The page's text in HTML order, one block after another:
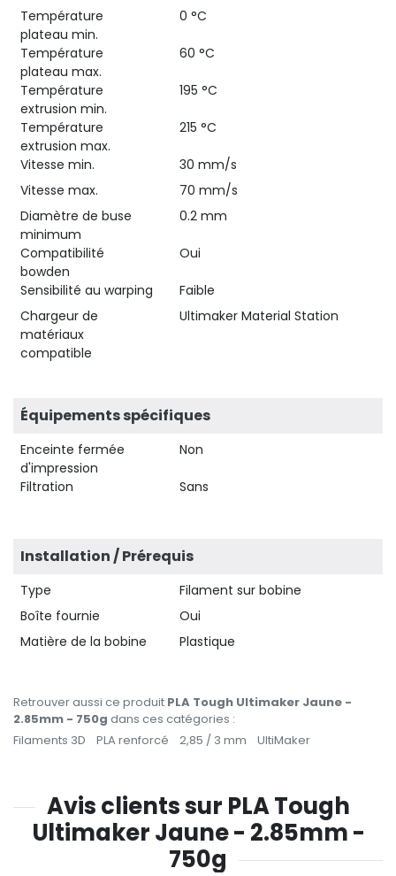
Température
plateau min.
0 °C
Température
plateau max.
60 °C
Température
extrusion min.
195 °C
Température
extrusion max.
215 °C
Vitesse min.
30 mm/s
Vitesse max.
70 mm/s
Diamètre de buse
minimum
0.2 mm
Compatibilité
bowden
Oui
Sensibilité au warping
Faible
Chargeur de
matériaux
compatible
Ultimaker Material Station
Équipements spécifiques
Enceinte fermée
d'impression
Non
Filtration Sans
Installation / Prérequis
Type
Filament sur bobine
Boîte fournie
Oui
Matière de la bobine
Plastique
Retrouver aussi ce produit PLA Tough Ultimaker Jaune -
2.85mm - 750g dans ces catégories :
Filaments 3D
PLA renforcé 2,85 / 3 mm UltiMaker
Avis clients sur PLA Tough
Ultimaker Jaune - 2.85mm -
750g